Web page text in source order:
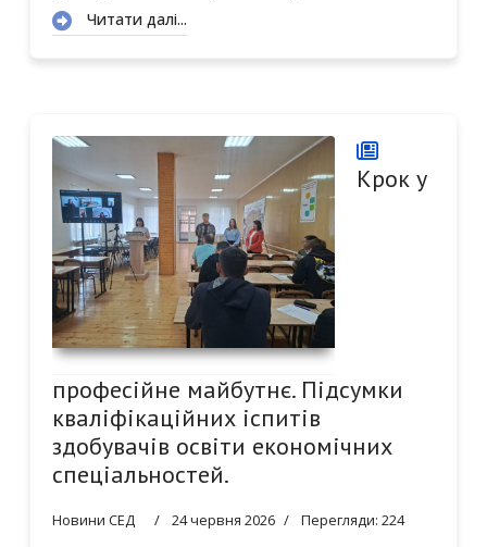
Читати далі...
Крок у
професійне майбутнє. Підсумки
кваліфікаційних іспитів
здобувачів освіти економічних
спеціальностей.
Новини СЕД 24 червня 2026 Перегляди: 224